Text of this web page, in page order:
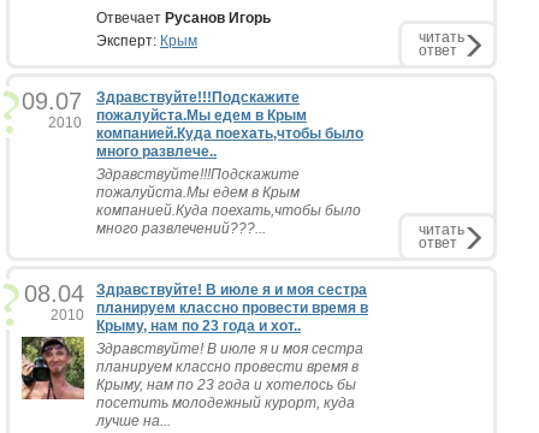
Отвечает Русанов Игорь
Эксперт: Крым читать
ответ
09.07
2010
Здравствуйте!!!Подскажите
пожалуйста.Мы едем в Крым
компанией.Куда поехать,чтобы было
много развлече..
Здравствуйте!!!Подскажите
пожалуйста.Мы едем в Крым
компанией.Куда поехать,чтобы было
много развлечений???...
читать
ответ
08.04
2010
Здравствуйте! В июле я и моя сестра
планируем классно провести время в
Крыму, нам по 23 года и хот..
Здравствуйте! В июле я и моя сестра
планируем классно провести время в
Крыму, нам по 23 года и хотелось бы
посетить молодежный курорт, куда
лучше на...